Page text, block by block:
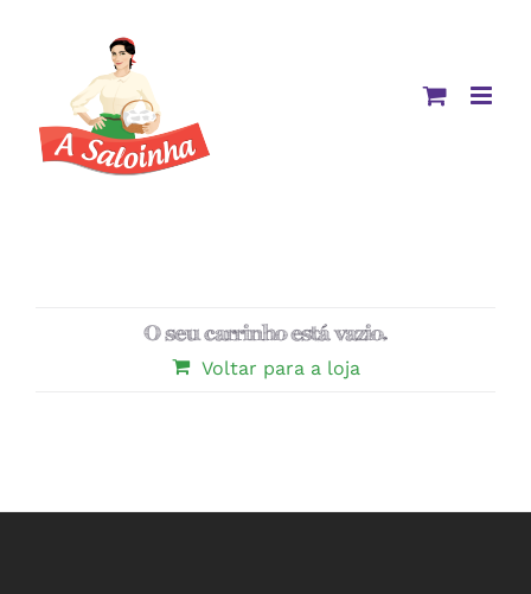
O seu carrinho está vazio.
Voltar para a loja